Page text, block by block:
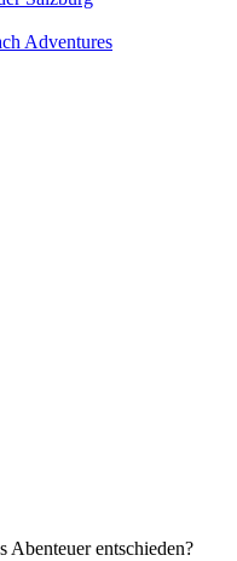
Adventures
Abenteuer entschieden?